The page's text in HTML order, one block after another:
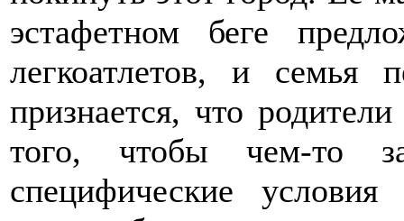
эстафетном беге
легкоатлетов, и
признается, что
того, чтобы чем-то
специфические условия